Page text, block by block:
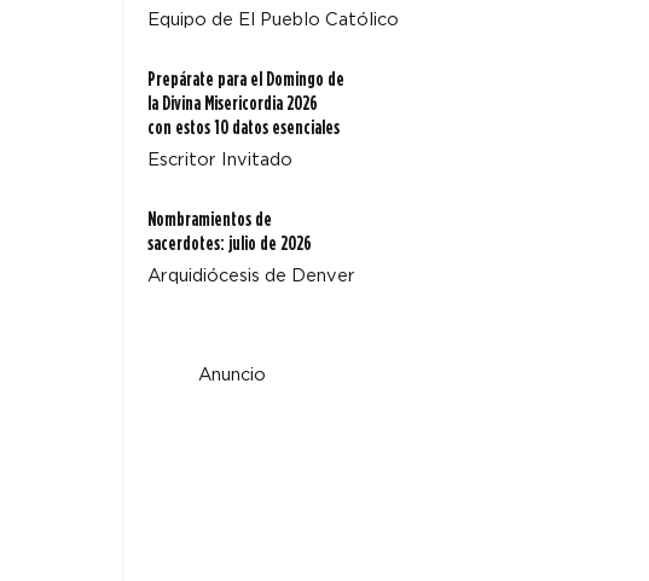
Equipo de El Pueblo Católico
Prepárate para el Domingo de
la Divina Misericordia 2026
con estos 10 datos esenciales
Escritor Invitado
Nombramientos de
sacerdotes: julio de 2026
Arquidiócesis de Denver
Anuncio